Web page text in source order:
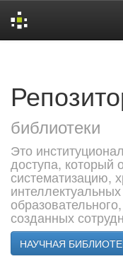
библиотеки
Это
доступа, который
систематизацию,
созданных
НАУЧНАЯ